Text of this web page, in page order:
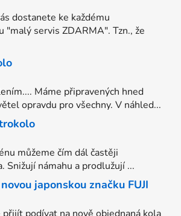
dostanete ke každému
"malý servis ZDARMA". Tzn., že
Máme připravených hned
opravdu pro všechny. V náhled...
můžeme čím dál častěji
Snižují námahu a prodlužují ...
japonskou značku FUJI